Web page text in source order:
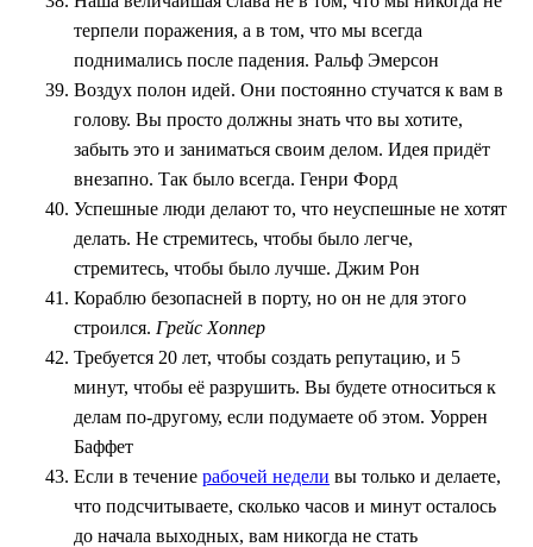
терпели поражения, а в том, что мы всегда
поднимались после падения. Ральф Эмерсон
Воздух полон идей. Они постоянно стучатся к вам в
голову. Вы просто должны знать что вы хотите,
забыть это и заниматься своим делом. Идея придёт
внезапно. Так было всегда. Генри Форд
Успешные люди делают то, что неуспешные не хотят
делать. Не стремитесь, чтобы было легче,
стремитесь, чтобы было лучше. Джим Рон
Кораблю безопасней в порту, но он не для этого
строился. Грейс Хоппер
Требуется 20 лет, чтобы создать репутацию, и 5
минут, чтобы её разрушить. Вы будете относиться к
делам по-другому, если подумаете об этом. Уоррен
Баффет
Если в течение рабочей недели вы только и делаете,
что подсчитываете, сколько часов и минут осталось
до начала выходных, вам никогда не стать